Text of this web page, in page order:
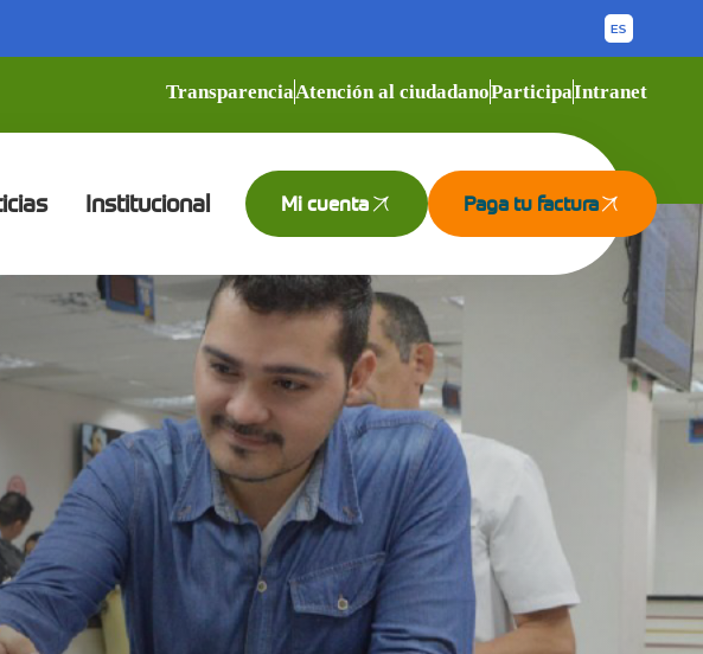
TransparenciaAtención al ciudadanoParticipaIntranet
Institucional Mi cuenta Paga tu factura